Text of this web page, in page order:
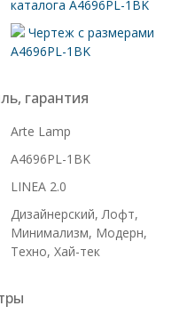
каталога A4696PL-1BK
Чертеж с размерами
A4696PL-1BK
гарантия
Arte Lamp
A4696PL-1BK
LINEA 2.0
Дизайнерский, Лофт,
Минимализм, Модерн,
Техно, Хай-тек